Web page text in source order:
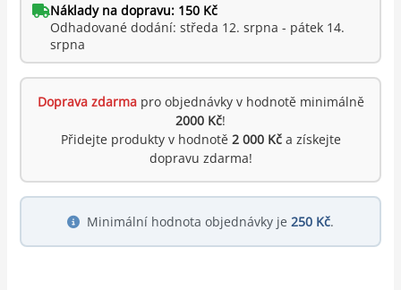
Náklady na dopravu: 150 Kč
Odhadované dodání: středa 12. srpna - pátek 14.
srpna
Doprava zdarmapro objednávky v hodnotě minimálně
2000 Kč!
Přidejte produkty v hodnotě 2 000 Kča získejte
dopravu zdarma!
Minimální hodnota objednávky je 250 Kč.